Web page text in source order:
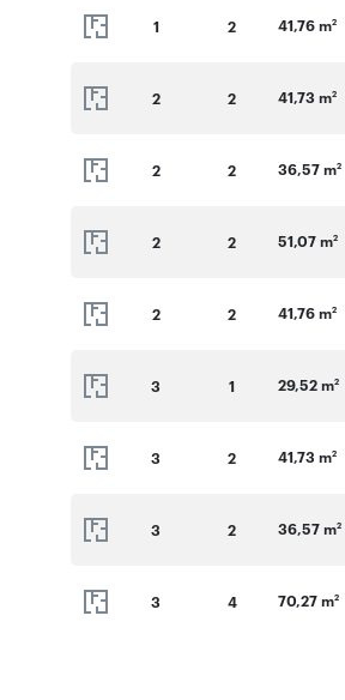
1 2 41,76 m2
2 2 41,73 m2
2 2 36,57 m2
2 2 51,07 m2
2 2 41,76 m2
3 1 29,52 m2
3 2 41,73 m2
3 2 36,57 m2
3 4 70,27 m2